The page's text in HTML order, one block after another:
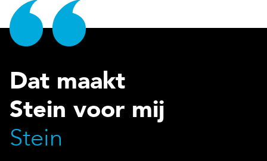
Dat maakt
Stein voor mij
Stein